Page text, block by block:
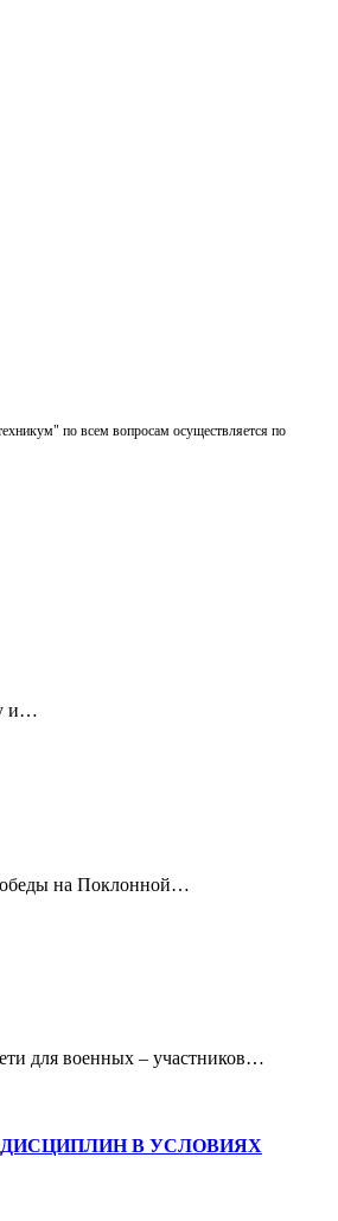
по всем вопросам осуществляется по
и…
на Поклонной…
для военных – участников…
В УСЛОВИЯХ